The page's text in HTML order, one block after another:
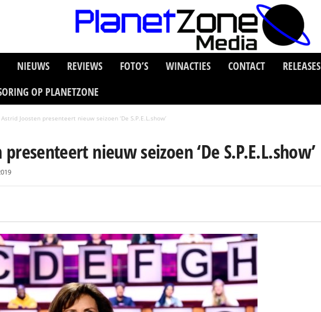
NIEUWS REVIEWS FOTO’S WINACTIES CONTACT
RELEASES
OP PLANETZONE
Astrid Joosten presenteert nieuw seizoen ‘De S.P.E.L.show’
nieuw seizoen ‘De S.P.E.L.show’